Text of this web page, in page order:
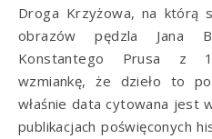
Droga Krzyżowa, na którą
obrazów pędzla Jana
Konstantego Prusa z
wzmiankę, że dzieło to
właśnie data cytowana jest
publikacjach poświęconych